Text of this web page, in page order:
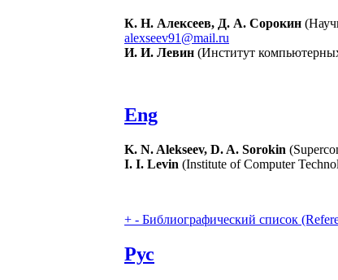
К. Н. Алексеев, Д. А. Сорокин
alexseev91@mail.ru
И. И. Левин (Институт
Eng
K. N. Alekseev, D. A. Sorokin
I. I. Levin (Institute of Computer
+ - Библиографический список
Рус